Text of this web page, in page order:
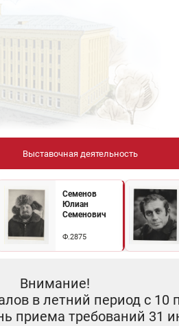
Выставочная деятельность
Семенов
Юлиан
Семенович
Ф.2875
Внимание!
в летний период с 10
приема требований 31